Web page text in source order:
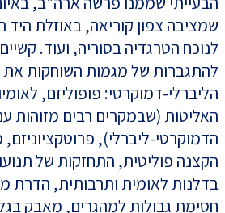
שמציבה צפון קוריאה, באוזלת היד
לנוכח הטרגדיה בסוריה, ועוד.
להתגברות של מגמות השוחקות
הליברלי-דמוקרטי: פופוליזם,
האליטות (שבמקרים רבים מזוהות
הדמוקרטי-ליברלי),
הקצנה פוליטית, התחזקות של
בדלנות לאומית ותרבותית, הדרת
חסימת גבולות למהגרים, מאבק